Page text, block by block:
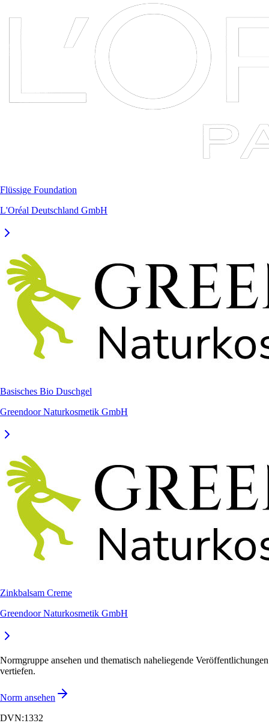
Flüssige Foundation
L'Oréal Deutschland GmbH
Basisches Bio Duschgel
Greendoor Naturkosmetik GmbH
Zinkbalsam Creme
Greendoor Naturkosmetik GmbH
Normgruppe ansehen und thematisch naheliegende Veröffentlichungen
vertiefen.
Norm ansehen
DVN:1332